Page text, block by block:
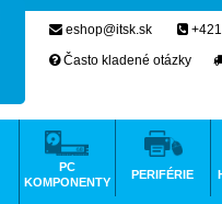
eshop@itsk.sk
Často kladené otázky
PC
KOMPONENTY
PERIFÉRIE